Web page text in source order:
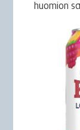
huomion